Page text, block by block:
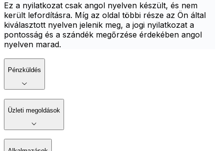
Ez a nyilatkozat csak angol nyelven készült, és nem
került lefordításra. Míg az oldal többi része az Ön által
kiválasztott nyelven jelenik meg, a jogi nyilatkozat a
pontosság és a szándék megőrzése érdekében angol
nyelven marad.
Pénzküldés
Üzleti megoldások